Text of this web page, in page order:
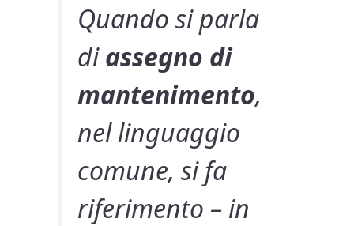
Quando si parla
diassegno di
mantenimento,
nel linguaggio
comune, si fa
riferimento – in